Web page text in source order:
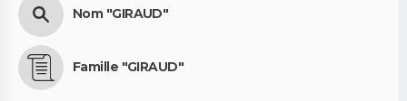
Nom "GIRAUD"
Famille "GIRAUD"